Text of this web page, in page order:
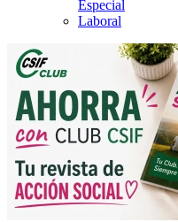
Especial
Laboral